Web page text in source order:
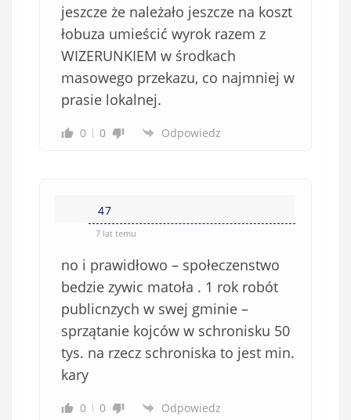
jeszcze że należało jeszcze na koszt
łobuza umieścić wyrok razem z
WIZERUNKIEM w środkach
masowego przekazu, co najmniej w
prasie lokalnej.
0 0 Odpowiedz
47
7 lat temu
no i prawidłowo – społeczenstwo
bedzie zywic matoła . 1 rok robót
publicnzych w swej gminie –
sprzątanie kojców w schronisku 50
tys. na rzecz schroniska to jest min.
kary
0 0 Odpowiedz